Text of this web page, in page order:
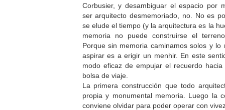
Corbusier, y desambiguar el espacio por
ser arquitecto desmemoriado, no. No es
se elude el tiempo (y la arquitectura es la
memoria no puede construirse el
Porque sin memoria caminamos solos y
aspirar es a erigir un menhir. En este
modo eficaz de empujar el recuerdo
bolsa de viaje.
La primera construcción que todo
propia y monumental memoria. Luego la
conviene olvidar para poder operar con